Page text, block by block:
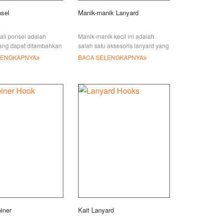
ponsel adalah
dapat ditambahkan
ke lanyard &
Manik-manik Lanyard
Manik-manik kecil ini adalah
salah satu aksesoris lanyard yang
disukai banyak orang. Mereka
BACA SELENGKAPNYA
Kait Lanyard